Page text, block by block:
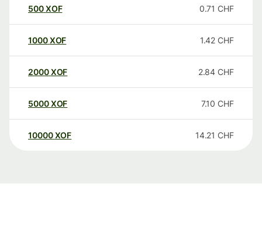
500XOF 0.71 CHF
1000XOF 1.42 CHF
2000XOF 2.84 CHF
5000XOF 7.10 CHF
10000 XOF 14.21 CHF